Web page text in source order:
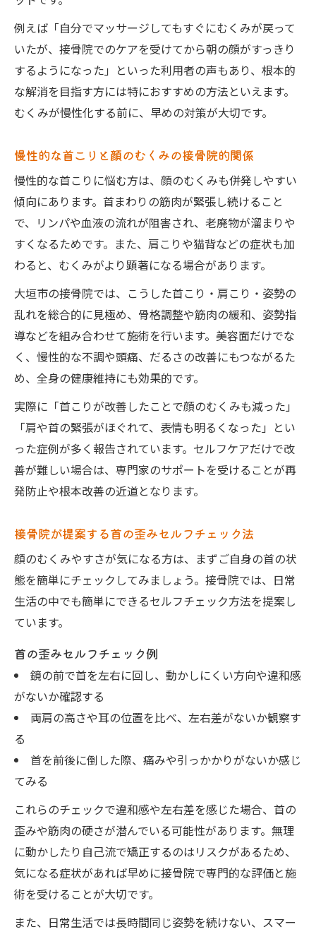
顔のむくみ解消に役立つ接骨院的ストレッ
チ法
例えば「自分でマッサージしてもすぐにむくみが戻って
いたが、接骨院でのケアを受けてから朝の顔がすっきり
するようになった」といった利用者の声もあり、根本的
な解消を目指す方には特におすすめの方法といえます。
むくみが慢性化する前に、早めの対策が大切です。
慢性的な首こりと顔のむくみの接骨院的関係
慢性的な首こりに悩む方は、顔のむくみも併発しやすい
傾向にあります。首まわりの筋肉が緊張し続けること
で、リンパや血液の流れが阻害され、老廃物が溜まりや
すくなるためです。また、肩こりや猫背などの症状も加
わると、むくみがより顕著になる場合があります。
大垣市の接骨院では、こうした首こり・肩こり・姿勢の
乱れを総合的に見極め、骨格調整や筋肉の緩和、姿勢指
導などを組み合わせて施術を行います。美容面だけでな
く、慢性的な不調や頭痛、だるさの改善にもつながるた
め、全身の健康維持にも効果的です。
実際に「首こりが改善したことで顔のむくみも減った」
「肩や首の緊張がほぐれて、表情も明るくなった」とい
った症例が多く報告されています。セルフケアだけで改
善が難しい場合は、専門家のサポートを受けることが再
発防止や根本改善の近道となります。
接骨院が提案する首の歪みセルフチェック法
顔のむくみやすさが気になる方は、まずご自身の首の状
態を簡単にチェックしてみましょう。接骨院では、日常
生活の中でも簡単にできるセルフチェック方法を提案し
ています。
首の歪みセルフチェック例
鏡の前で首を左右に回し、動かしにくい方向や違和感
がないか確認する
両肩の高さや耳の位置を比べ、左右差がないか観察す
る
首を前後に倒した際、痛みや引っかかりがないか感じ
てみる
これらのチェックで違和感や左右差を感じた場合、首の
歪みや筋肉の硬さが潜んでいる可能性があります。無理
に動かしたり自己流で矯正するのはリスクがあるため、
気になる症状があれば早めに接骨院で専門的な評価と施
術を受けることが大切です。
また、日常生活では長時間同じ姿勢を続けない、スマー